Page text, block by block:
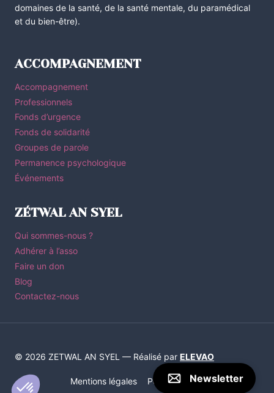
domaines de la santé, de la santé mentale, du paramédical
et du bien-être).
ACCOMPAGNEMENT
Accompagnement
Professionnels
Fonds d’urgence
Fonds de solidarité
Groupes de parole
Permanence psychologique
Événements
ZÉTWAL AN SYEL
Qui sommes-nous ?
Adhérer à l’asso
Faire un don
Blog
Contactez-nous
© 2026 ZETWAL AN SYEL — Réalisé par ELEVAO
Mentions légales Politique de Confidentialité
Newsletter